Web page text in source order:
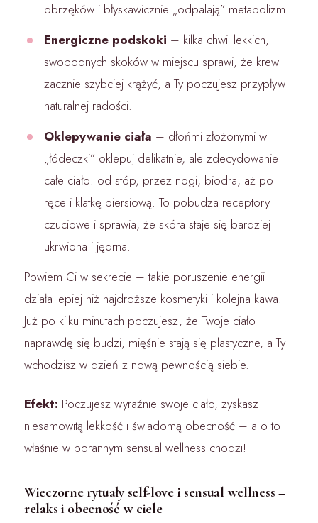
obrzęków i błyskawicznie „odpalają” metabolizm.
Energiczne podskoki – kilka chwil lekkich,
swobodnych skoków w miejscu sprawi, że krew
zacznie szybciej krążyć, a Ty poczujesz przypływ
naturalnej radości.
Oklepywanie ciała – dłońmi złożonymi w
„łódeczki” oklepuj delikatnie, ale zdecydowanie
całe ciało: od stóp, przez nogi, biodra, aż po
ręce i klatkę piersiową. To pobudza receptory
czuciowe i sprawia, że skóra staje się bardziej
ukrwiona i jędrna.
Powiem Ci w sekrecie – takie poruszenie energii
działa lepiej niż najdroższe kosmetyki i kolejna kawa.
Już po kilku minutach poczujesz, że Twoje ciało
naprawdę się budzi, mięśnie stają się plastyczne, a Ty
wchodzisz w dzień z nową pewnością siebie.
Efekt: Poczujesz wyraźnie swoje ciało, zyskasz
niesamowitą lekkość i świadomą obecność – a o to
właśnie w porannym sensual wellness chodzi!
Wieczorne rytuały self-love i sensual wellness –
relaks i obecność w ciele